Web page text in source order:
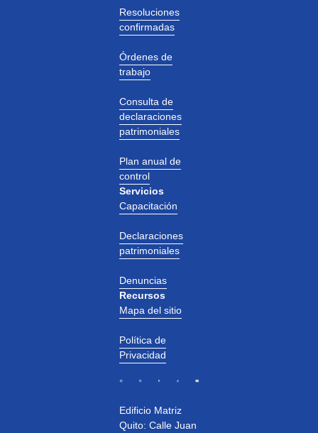
Resoluciones
confirmadas
Órdenes de
trabajo
Consulta de
declaraciones
patrimoniales
Plan anual de
control
Servicios
Capacitación
Declaraciones
patrimoniales
Denuncias
Recursos
Mapa del sitio
Política de
Privacidad
Edificio Matriz
Quito: Calle Juan